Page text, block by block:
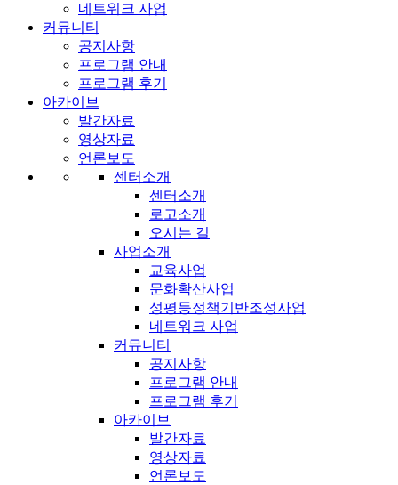
네트워크 사업
커뮤니티
공지사항
프로그램 안내
프로그램 후기
아카이브
발간자료
영상자료
언론보도
센터소개
센터소개
로고소개
오시는 길
사업소개
교육사업
문화확산사업
성평등정책기반조성사업
네트워크 사업
커뮤니티
공지사항
프로그램 안내
프로그램 후기
아카이브
발간자료
영상자료
언론보도